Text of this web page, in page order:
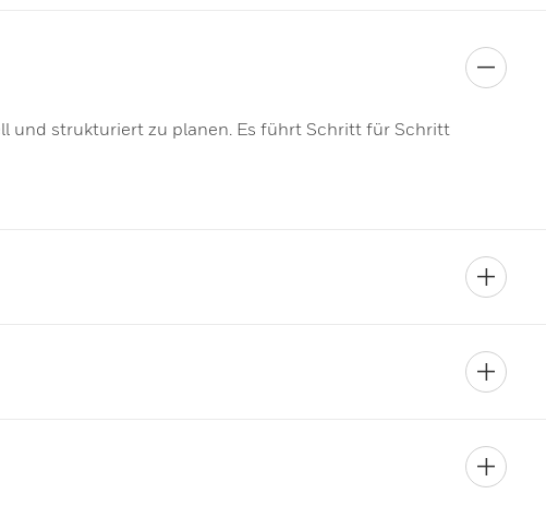
und strukturiert zu planen. Es führt Schritt für Schritt